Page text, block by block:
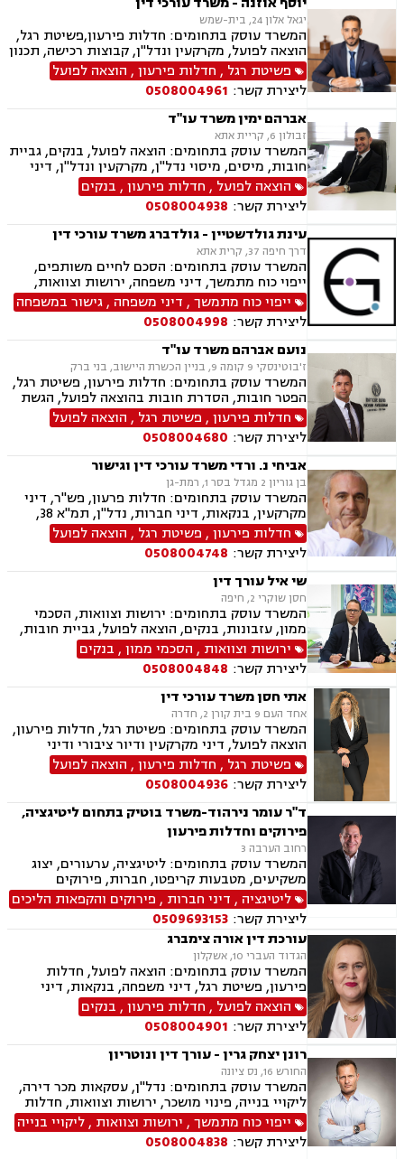
יגאל אלון 24, בית-שמש
המשרד עוסק בתחומים: חדלות פירעון,פשיטת רגל,
הוצאה לפועל, מקרקעין ונדל"ן, קבוצות רכישה, תכנון
ובניה, עסקאות מכר דירה, רישום קבלנים, פינוי
מושכר, מגרשים לבניה, דיירות מוגונת, נחלות
ומשקים במושבים, רשות מקרקעי ישראל, צווי
הריסה, בתים משותפים, נדל"ן ביהודה ושומרון
פשיטת רגל , חדלות פירעון, הוצאה לפועל
ליצירת קשר: 0508004961
אברהם ימין משרד עו"ד
זבולון 6, קריית אתא
המשרד עוסק בתחומים: הוצאה לפועל, בנקים, גביית
חובות, מיסים, מיסוי נדל"ן, מקרקעין ונדל"ן, דיני
משפחה, מזונות, ביטוח לאומי, ירושות וצוואות, ייפוי
כוח מתמשך, חדלות פירעון.
הוצאה לפועל , חדלות פירעון, בנקים
ליצירת קשר: 0508004938
עינת גולדשטיין - גולדברג משרד עורכי דין
דרך חיפה 37, קרית אתא
המשרד עוסק בתחומים: הסכם לחיים משותפים,
ייפוי כוח מתמשך, דיני משפחה, ירושות וצוואות,
הסכמי ממון, ביטוח לאומי, תעבורה, פשיטת רגל,
חדלות פירעון, הוצאה לפועל
ייפוי כוח מתמשך, דיני משפחה ,גישור במשפחה
ליצירת קשר: 0508004998
נועם אברהם משרד עו"ד
ז'בוטינסקי 9 קומה 9, בניין הכשרת היישוב, בני ברק
המשרד עוסק בתחומים: חדלות פירעון, פשיטת רגל,
הפטר חובות, הסדרת חובות בהוצאה לפועל, הגשת
תביעות לבתי משפט, הגשת כתבי הגנה, ייצוג בבתי
משפט, הסדרי נושים ללא פשיטת רגל, ניהול מ"מ
להסדרת חובות ללא פשיטת רגל, הסדרי חוב ללא
פשיטת רגל.
חדלות פירעון, פשיטת רגל , הוצאה לפועל
ליצירת קשר: 0508004680
אביחי נ. ורדי משרד עורכי דין וגישור
בן גוריון 2 מגדל בסר 1, רמת-גן
המשרד עוסק בתחומים: חדלות פרעון, פש"ר, דיני
מקרקעין, בנקאות, דיני חברות, נדל"ן, תמ"א 38,
מיוסי מקרקעין, ליטגציה, גישור עסקי
חדלות פירעון, פשיטת רגל , הוצאה לפועל
ליצירת קשר: 0508004748
שי איל עורך דין
חסן שוקרי 2, חיפה
המשרד עוסק בתחומים: ירושות וצוואות, הסכמי
ממון, עזבונות, בנקים, הוצאה לפועל, גביית חובות,
חדלות פירעון, פינוי מושכר, נזקי גוף ותאונות,
תאונות דרכים, מקרקעין ונדל"ן, עסקאות מכר דירה
ירושות וצוואות , הסכמי ממון, בנקים
ליצירת קשר: 0508004848
אתי חסן משרד עורכי דין
אחד העם 9 בית קורן 2, חדרה
המשרד עוסק בתחומים: פשיטת רגל, חדלות פירעון,
הוצאה לפועל, דיני מקרקעין ודיור ציבורי ודיני
משפחה, ביטוח לאומי, תעבורה.
פשיטת רגל , חדלות פירעון, הוצאה לפועל
ליצירת קשר: 0508004936
ד"ר עומר נירהוד-משרד בוטיק בתחום ליטיגציה,
פירוקים וחדלות פירעון
רחוב הערבה 3
המשרד עוסק בתחומים: ליטיגציה, ערעורים, יצוג
משקיעים, מטבעות קריפטו, חברות, פירוקים
ליטיגציה , דיני חברות , פירוקים והקפאות הליכים
ליצירת קשר: 0509693153
עורכת דין אורה צימברג
הגדוד העברי 10, אשקלון
המשרד עוסק בתחומים: הוצאה לפועל, חדלות
פירעון, פשיטת רגל, דיני משפחה, בנקאות, דיני
חוזים ומסחר
הוצאה לפועל , חדלות פירעון, בנקים
ליצירת קשר: 0508004901
רונן יצחק גרין - עורך דין ונוטריון
החורש 16, נס ציונה
המשרד עוסק בתחומים: נדל"ן, עסקאות מכר דירה,
ליקויי בנייה, פינוי מושכר, ירושות וצוואות, חדלות
ייפוי כוח מתמשך, דיני עבודה, מגשר ובורר
ייפוי כוח מתמשך, ירושות וצוואות ,ליקויי בנייה
ליצירת קשר: 0508004838